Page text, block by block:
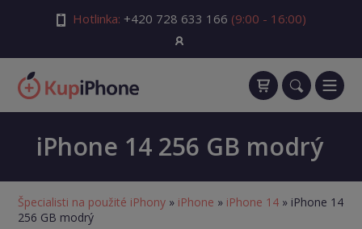
Hotlinka: +420 728 633 166 (9:00 - 16:00)
iPhone 14 256 GB modrý
Špecialisti na použité iPhony » iPhone » iPhone 14 » iPhone 14
256 GB modrý